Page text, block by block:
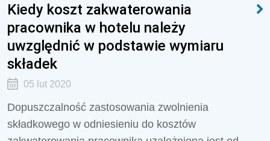
Kiedy koszt zakwaterowania
pracownika w hotelu należy
uwzględnić w podstawie wymiaru
składek
05 lut 2020
Dopuszczalność zastosowania zwolnienia
składkowego w odniesieniu do kosztów